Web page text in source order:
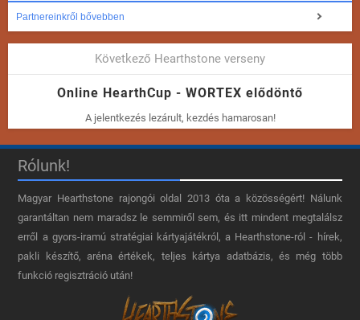
Partnereinkről bővebben
Következő Hearthstone verseny
Online HearthCup - WORTEX elődöntő
A jelentkezés lezárult, kezdés hamarosan!
Rólunk!
Magyar Hearthstone​ rajongói oldal 2013 óta a közösségért! Nálunk
garantáltan nem maradsz le semmiről sem, és itt mindent megtalálsz
erről a gyors-iramú stratégiai kártyajátékról, a Hearthstone-ról - hírek,
pakli készítő, aréna értékek, teljes kártya adatbázis, és még több
funkció regisztráció után!